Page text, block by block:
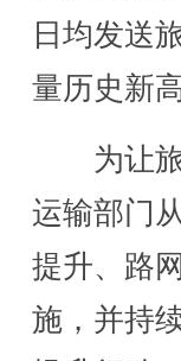
日均发送
量历史新高
为让旅
运输部门
提升、路
施，并持